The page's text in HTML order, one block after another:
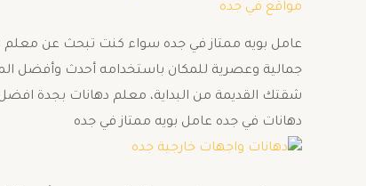
مواقع في جده
عامل بويه ممتاز في جده سواء كنت تبحث عن معلم
جمالية وعصرية للمكان باستخدامه أحدث وأفضل
شقتك القديمة من البداية، معلم دهانات بجدة
دهانات في جده عامل بويه ممتاز في جده